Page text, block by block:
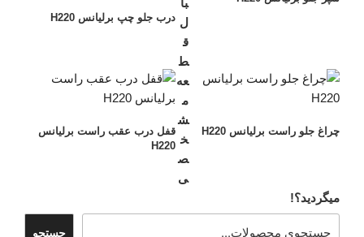
درب جلو چپ برلیانس H220
چراغ جلو راست برلیانس H220
قفل درب عقب راست برلیانس
H220
ل
ق
ط
عه
م
ش
خ
ص
ی
میگردید؟!
جستجو